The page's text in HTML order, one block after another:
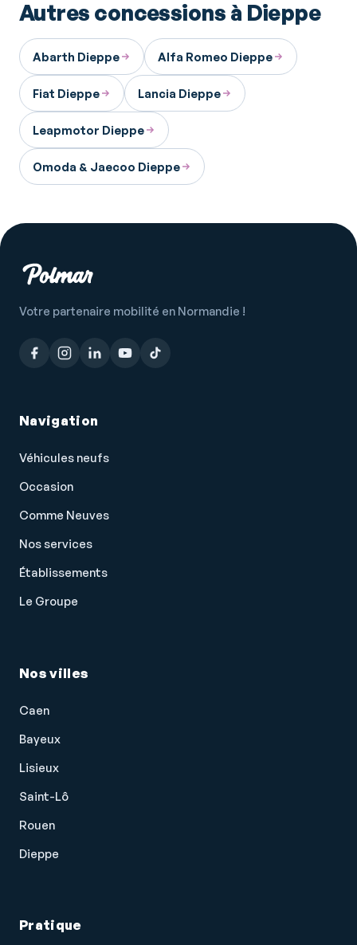
Autres concessions à Dieppe
Abarth Dieppe Alfa Romeo Dieppe
Fiat Dieppe Lancia Dieppe
Leapmotor Dieppe
Omoda & Jaecoo Dieppe
Votre partenaire mobilité en Normandie !
Navigation
Véhicules neufs
Occasion
Comme Neuves
Nos services
Établissements
Le Groupe
Nos villes
Caen
Bayeux
Lisieux
Saint-Lô
Rouen
Dieppe
Pratique